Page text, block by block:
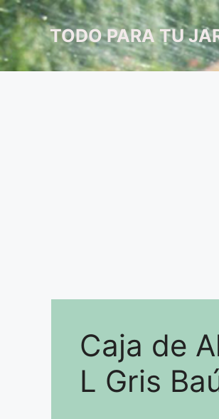
Saltar
al
contenidoTODO PARA TU
Caja de
L Gris